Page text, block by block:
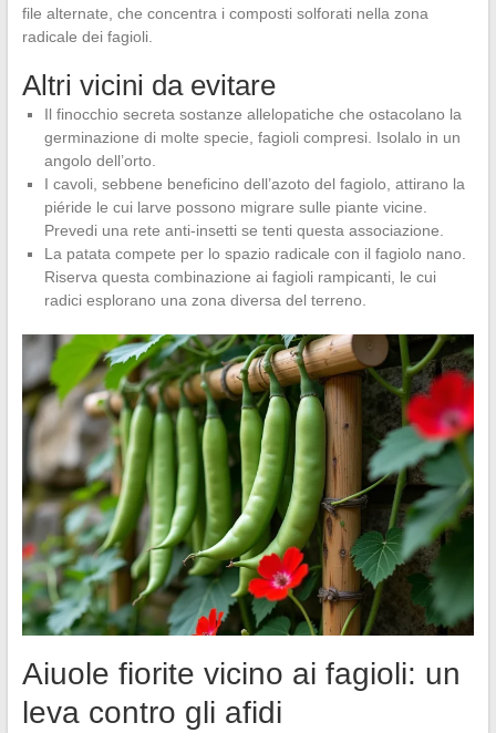
file alternate, che concentra i composti solforati nella zona
radicale dei fagioli.
Altri vicini da evitare
Il finocchio secreta sostanze allelopatiche che ostacolano la
germinazione di molte specie, fagioli compresi. Isolalo in un
angolo dell’orto.
I cavoli, sebbene beneficino dell’azoto del fagiolo, attirano la
piéride le cui larve possono migrare sulle piante vicine.
Prevedi una rete anti-insetti se tenti questa associazione.
La patata compete per lo spazio radicale con il fagiolo nano.
Riserva questa combinazione ai fagioli rampicanti, le cui
radici esplorano una zona diversa del terreno.
Aiuole fiorite vicino ai fagioli: un
leva contro gli afidi